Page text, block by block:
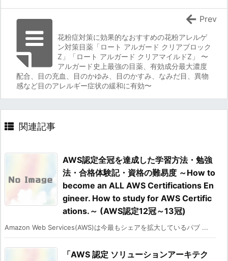
花粉症対策に効果的なおすすめの花粉アレルゲ
ン対策目薬「ロート アルガード クリアブロック
Z」「ロート アルガード クリアマイルドZ」 〜
アルガード史上最強の目薬、有効成分最大濃度
配合、目の充血、目のかゆみ、目のかすみ、なみだ目、異物
感など目のアレルギー症状の緩和に有効〜
Prev
関連記事
AWS認定全冠を達成した学習方法・勉強
法・合格体験記・資格の難易度 ～How to
become an ALL AWS Certifications En
gineer. How to study for AWS Certific
ations.～ (AWS認定12冠～13冠)
Amazon Web Services(AWS)は今最もシェアを拡大しているパブ ...
「AWS 認定 ソリューションアーキテク